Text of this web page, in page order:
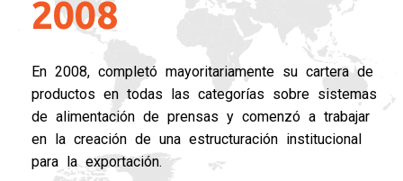
2008
En 2008, completó mayoritariamente su cartera de
productos en todas las categorías sobre sistemas
de alimentación de prensas y comenzó a trabajar
en la creación de una estructuración institucional
para la exportación.